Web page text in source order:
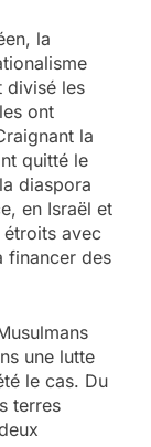
la
divisé les
ont
la
quitté le
diaspora
en Israël et
étroits avec
financer des
une lutte
le cas. Du
terres